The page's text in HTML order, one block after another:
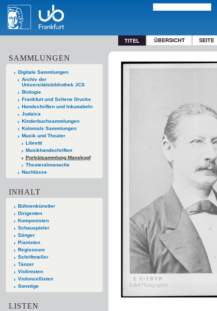
TITEL ÜBERSICHT SEITE
SAMMLUNGEN
Digitale Sammlungen
Archiv der
Universitätsbibliothek JCS
Biologie
Frankfurt und Seltene Drucke
Handschriften und Inkunabeln
Judaica
Kinderbuchsammlungen
Koloniale Sammlungen
Musik und Theater
Libretti
Musikhandschriften
Porträtsammlung Manskopf
Theateralmanache
Nachlässe
INHALT
Bühnenkünstler
Dirigenten
Komponisten
Schauspieler
Sänger
Pianisten
Regisseure
Schriftsteller
Tänzer
Violinisten
Violoncellisten
Sonstige
LISTEN